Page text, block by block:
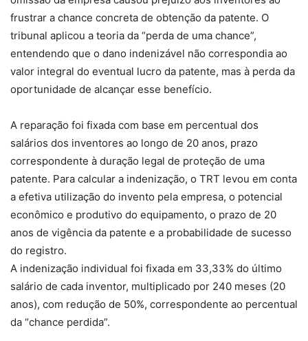
frustrar a chance concreta de obtenção da patente. O
tribunal aplicou a teoria da “perda de uma chance”,
entendendo que o dano indenizável não correspondia ao
valor integral do eventual lucro da patente, mas à perda da
oportunidade de alcançar esse benefício.
A reparação foi fixada com base em percentual dos
salários dos inventores ao longo de 20 anos, prazo
correspondente à duração legal de proteção de uma
patente. Para calcular a indenização, o TRT levou em conta
a efetiva utilização do invento pela empresa, o potencial
econômico e produtivo do equipamento, o prazo de 20
anos de vigência da patente e a probabilidade de sucesso
do registro.
A indenização individual foi fixada em 33,33% do último
salário de cada inventor, multiplicado por 240 meses (20
anos), com redução de 50%, correspondente ao percentual
da “chance perdida”.